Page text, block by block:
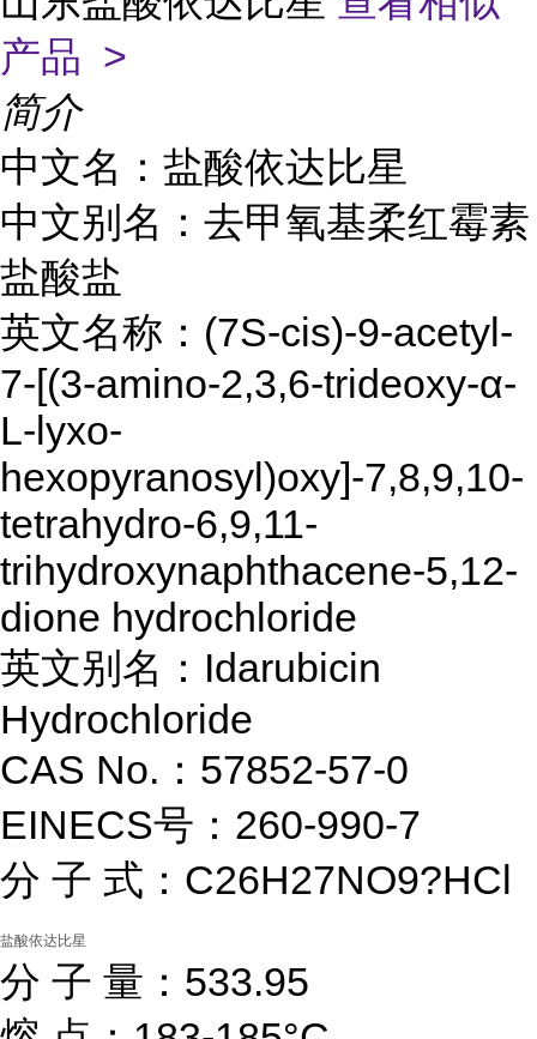
产品 >
简介
中文名：盐酸依达比星
中文别名：去甲氧基柔红霉素
盐酸盐
英文名称：(7S-cis)-9-acetyl-
7-[(3-amino-2,3,6-trideoxy-α-
L-lyxo-
hexopyranosyl)oxy]-7,8,9,10-
tetrahydro-6,9,11-
trihydroxynaphthacene-5,12-
dione hydrochloride
英文别名：Idarubicin
Hydrochloride
CAS No.：57852-57-0
EINECS号：260-990-7
分 子 式：C26H27NO9?HCl
盐酸依达比星
分 子 量：533.95